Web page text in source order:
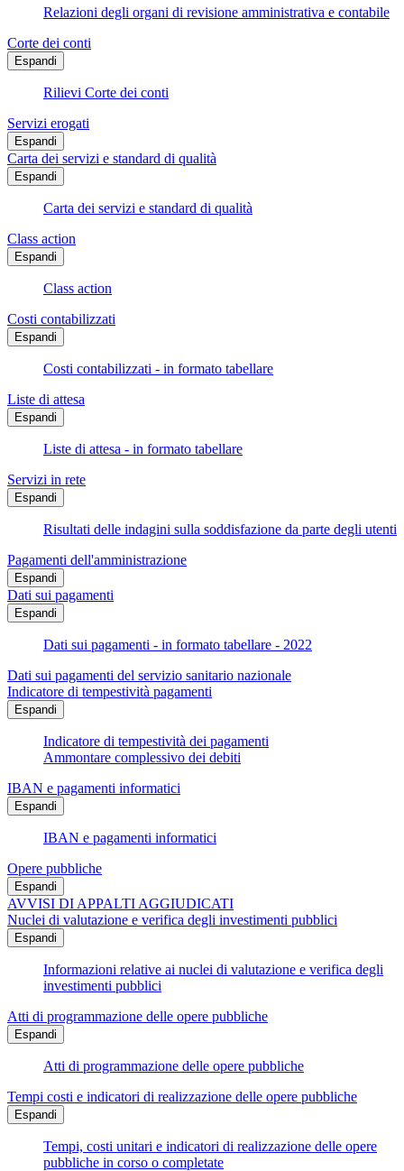
Relazioni degli organi di revisione amministrativa e contabile
Corte dei conti
Espandi
Rilievi Corte dei conti
Servizi erogati
Espandi
Carta dei servizi e standard di qualità
Espandi
Carta dei servizi e standard di qualità
Class action
Espandi
Class action
Costi contabilizzati
Espandi
Costi contabilizzati - in formato tabellare
Liste di attesa
Espandi
Liste di attesa - in formato tabellare
Servizi in rete
Espandi
Risultati delle indagini sulla soddisfazione da parte degli utenti
Pagamenti dell'amministrazione
Espandi
Dati sui pagamenti
Espandi
Dati sui pagamenti - in formato tabellare - 2022
Dati sui pagamenti del servizio sanitario nazionale
Indicatore di tempestività pagamenti
Espandi
Indicatore di tempestività dei pagamenti
Ammontare complessivo dei debiti
IBAN e pagamenti informatici
Espandi
IBAN e pagamenti informatici
Opere pubbliche
Espandi
AVVISI DI APPALTI AGGIUDICATI
Nuclei di valutazione e verifica degli investimenti pubblici
Espandi
Informazioni relative ai nuclei di valutazione e verifica degli
investimenti pubblici
Atti di programmazione delle opere pubbliche
Espandi
Atti di programmazione delle opere pubbliche
Tempi costi e indicatori di realizzazione delle opere pubbliche
Espandi
Tempi, costi unitari e indicatori di realizzazione delle opere
pubbliche in corso o completate